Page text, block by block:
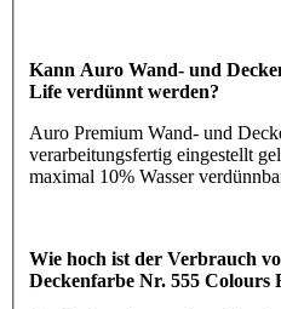
Kann Auro Wand- und
Life verdünnt werden?
Auro Premium Wand- und
verarbeitungsfertig eingestellt
maximal 10% Wasser
Wie hoch ist der Verbrauch
Deckenfarbe Nr. 555 Colours